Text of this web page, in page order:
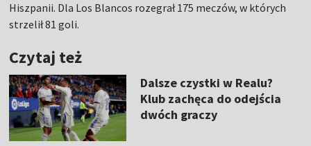
Hiszpanii. Dla Los Blancos rozegrał 175 meczów, w których
strzelił 81 goli.
Czytaj też
Dalsze czystki w Realu?
Klub zachęca do odejścia
dwóch graczy